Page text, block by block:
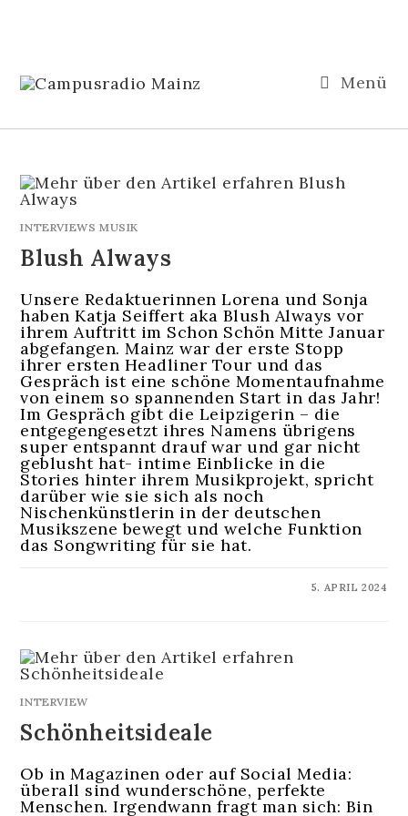
Menü
INTERVIEWS MUSIK
Blush Always
Unsere Redaktuerinnen Lorena und Sonja
haben Katja Seiffert aka Blush Always vor
ihrem Auftritt im Schon Schön Mitte Januar
abgefangen. Mainz war der erste Stopp
ihrer ersten Headliner Tour und das
Gespräch ist eine schöne Momentaufnahme
von einem so spannenden Start in das Jahr!
Im Gespräch gibt die Leipzigerin – die
entgegengesetzt ihres Namens übrigens
super entspannt drauf war und gar nicht
geblusht hat- intime Einblicke in die
Stories hinter ihrem Musikprojekt, spricht
darüber wie sie sich als noch
Nischenkünstlerin in der deutschen
Musikszene bewegt und welche Funktion
das Songwriting für sie hat.
5. APRIL 2024
INTERVIEW
Schönheitsideale
Ob in Magazinen oder auf Social Media:
überall sind wunderschöne, perfekte
Menschen. Irgendwann fragt man sich: Bin